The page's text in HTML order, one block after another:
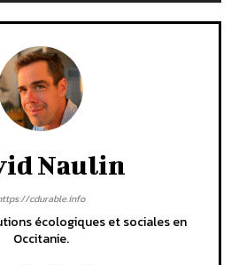
Naulin
cdurable.info
écologiques et sociales en
Occitanie.